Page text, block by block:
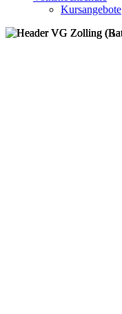
Kursangebote